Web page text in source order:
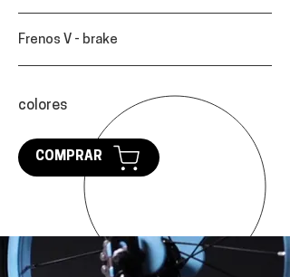
Frenos V - brake
colores
COMPRAR